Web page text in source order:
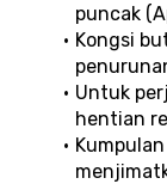
puncak
Kongsi
Untuk
hentian